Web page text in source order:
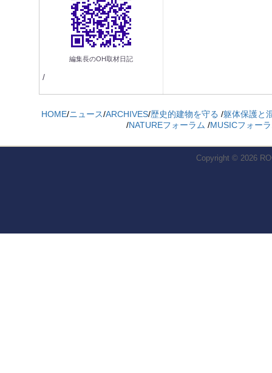
編集長のOH取材日記
/
HOME/ニュース/ARCHIVES/歴史的建物を守る /躯体保護と
/NATUREフォーラム /MUSICフォー
Copyright © 2026